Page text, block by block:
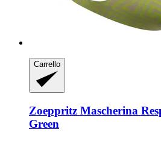
Carrello
Zoeppritz Mascherina
Green